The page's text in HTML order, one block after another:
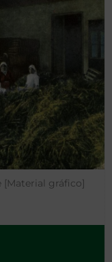
[Material gráfico]